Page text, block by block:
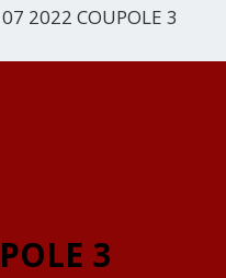
2022 COUPOLE 3
3